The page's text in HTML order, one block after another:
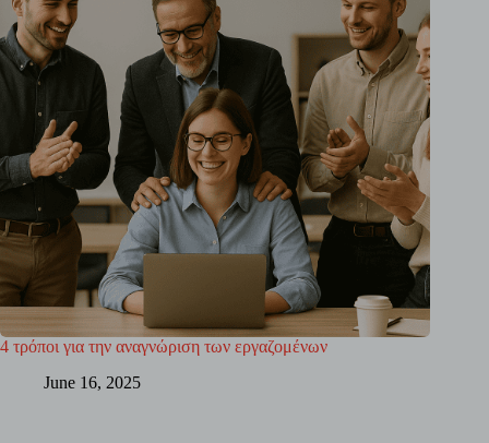
4 τρόποι για την αναγνώριση των εργαζομένων
June 16, 2025